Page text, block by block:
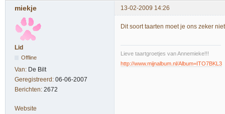
miekje 13-02-2009 14:26
Lid
Offline
Van: De Bilt
Geregistreerd: 06-06-2007
Berichten: 2672
Dit soort taarten moet je ons zeker
Lieve taartgroetjes van Annemieke!!!
http://www.mijnalbum.nl/Album=ITO7BKL3
Website